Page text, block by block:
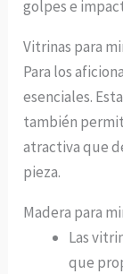
golpes e
Vitrinas para
Para los
esenciales.
también
atractiva que
pieza.
Madera para
Las
que